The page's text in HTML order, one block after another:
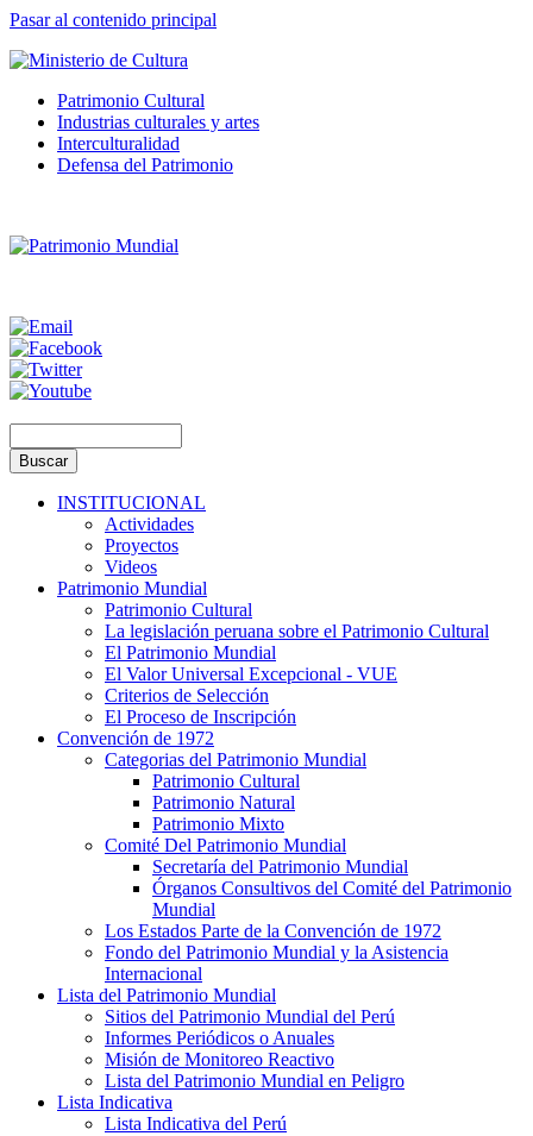
Pasar al contenido principal
Patrimonio Cultural
Industrias culturales y artes
Interculturalidad
Defensa del Patrimonio
INSTITUCIONAL
Actividades
Proyectos
Videos
Patrimonio Mundial
Patrimonio Cultural
La legislación peruana sobre el Patrimonio Cultural
El Patrimonio Mundial
El Valor Universal Excepcional - VUE
Criterios de Selección
El Proceso de Inscripción
Convención de 1972
Categorias del Patrimonio Mundial
Patrimonio Cultural
Patrimonio Natural
Patrimonio Mixto
Comité Del Patrimonio Mundial
Secretaría del Patrimonio Mundial
Órganos Consultivos del Comité del Patrimonio
Mundial
Los Estados Parte de la Convención de 1972
Fondo del Patrimonio Mundial y la Asistencia
Internacional
Lista del Patrimonio Mundial
Sitios del Patrimonio Mundial del Perú
Informes Periódicos o Anuales
Misión de Monitoreo Reactivo
Lista del Patrimonio Mundial en Peligro
Lista Indicativa
Lista Indicativa del Perú